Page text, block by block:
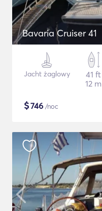
Bavaria Cruiser 41
Jacht żaglowy
41 ft
12 m
$746 /noc